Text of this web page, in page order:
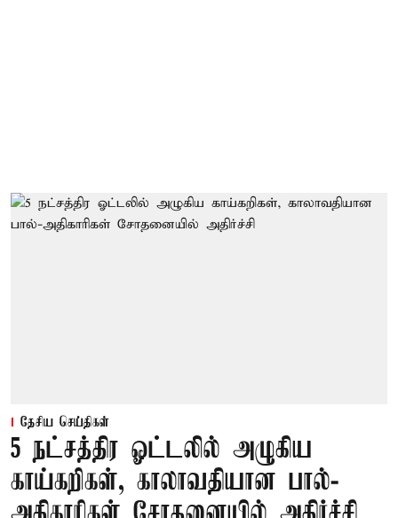
தேசிய செய்திகள்
5 நட்சத்திர ஓட்டலில் அழுகிய
காய்கறிகள், காலாவதியான பால்-